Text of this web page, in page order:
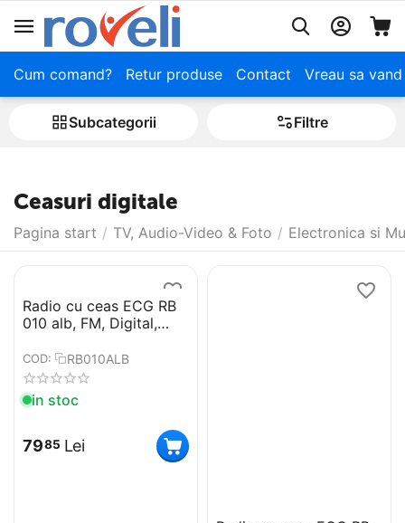
Cum comand? Retur produse Contact Vreau sa
Subcategorii Filtre
Ceasuri digitale
Pagina start / TV, Audio-Video & Foto / Electronica si
Radio cu ceas ECG RB
010 alb, FM, Digital,
alarma dubla
COD: RB010ALB
in stoc
7985 Lei